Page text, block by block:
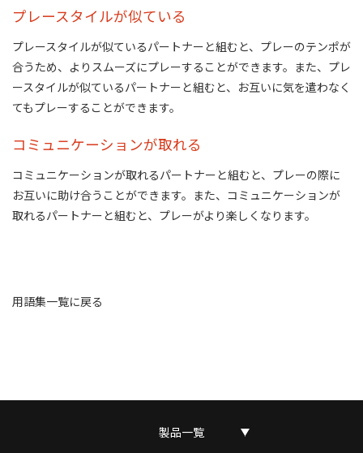
プレースタイルが似ている
プレースタイルが似ているパートナーと組むと、プレーのテンポが
合うため、よりスムーズにプレーすることができます。また、プレ
ースタイルが似ているパートナーと組むと、お互いに気を遣わなく
てもプレーすることができます。
コミュニケーションが取れる
コミュニケーションが取れるパートナーと組むと、プレーの際に
お互いに助け合うことができます。また、コミュニケーションが
取れるパートナーと組むと、プレーがより楽しくなります。
用語集一覧に戻る
製品一覧